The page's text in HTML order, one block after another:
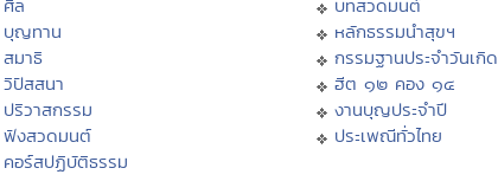
ศีล
บุญทาน
สมาธิ
วิปัสสนา
ปริวาสกรรม
ฟังสวดมนต์
คอร์สปฏิบัติธรรม
บทสวดมนต์
หลักธรรมนำสุขฯ
กรรมฐานประจำวันเกิด
ฮีต ๑๒ คอง ๑๔
งานบุญประจำปี
ประเพณีทั่วไทย